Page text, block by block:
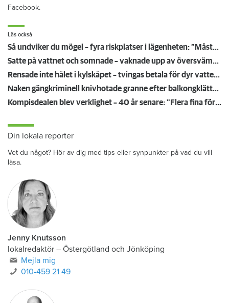
Facebook.
Läs också
Så undviker du mögel – fyra riskplatser i lägenheten: ”Måste städa bort”
Satte på vattnet och somnade – vaknade upp av översvämning hos grannen
Rensade inte hålet i kylskåpet – tvingas betala för dyr vattenskada
Naken gängkriminell knivhotade granne efter balkongklättring
Kompisdealen blev verklighet – 40 år senare: "Flera fina fördelar med att dela bostad"
Din lokala reporter
Vet du något? Hör av dig med tips eller synpunkter på vad du vill
läsa.
Jenny Knutsson
lokalredaktör – Östergötland och Jönköping
Mejla mig
010-459 21 49